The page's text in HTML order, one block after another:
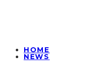
HOME
NEWS